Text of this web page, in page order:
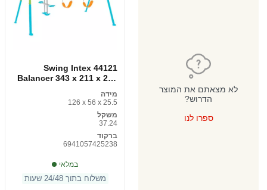
Swing Intex 44121
Balancer 343 x 211 x 254
מידה
126 x 56 x 25.5
משקל
37.24
ברקוד
6941057425238
במלאי
משלוח בתוך 24/48 שעות
לא מצאתם את המוצר
הדרוש?
ספרו לנו